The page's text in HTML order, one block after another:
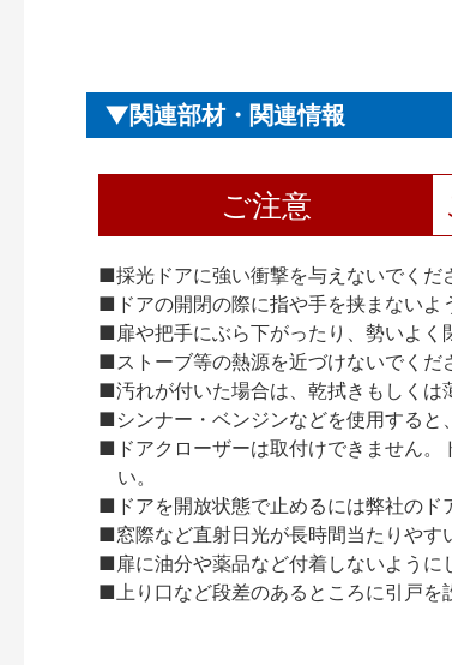
関連部材・関連情報
ご注意
■採光ドアに強い衝撃を与えないでくだ
■ドアの開閉の際に指や手を挟まないよ
■扉や把手にぶら下がったり、勢いよく
■ストーブ等の熱源を近づけないでくだ
■汚れが付いた場合は、乾拭きもしくは
■シンナー・ベンジンなどを使用すると
■ドアクローザーは取付けできません。
い。
■ドアを開放状態で止めるには弊社のド
■窓際など直射日光が長時間当たりやす
■扉に油分や薬品など付着しないように
■上り口など段差のあるところに引戸を